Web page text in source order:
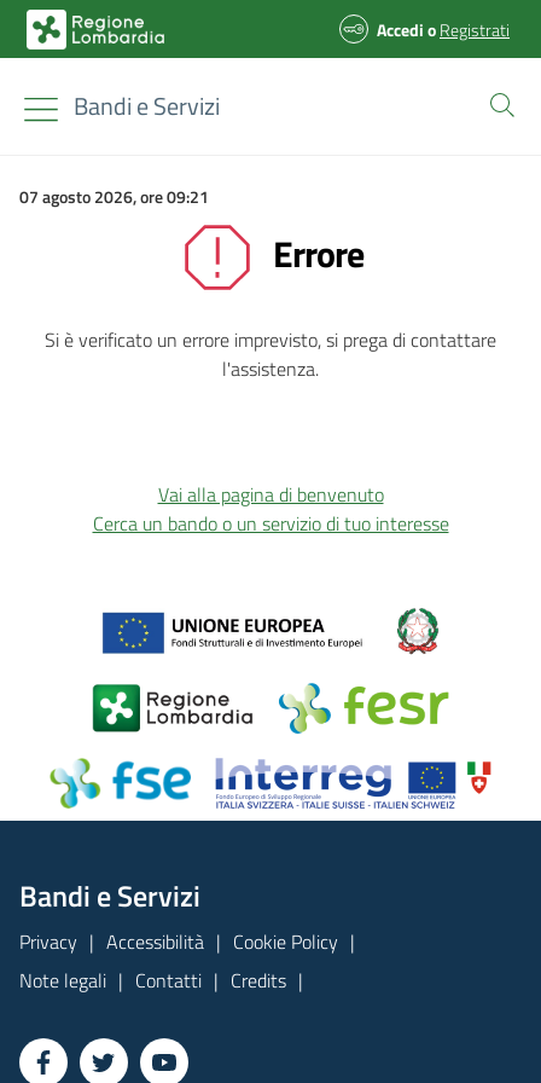
AccedioRegistrati
Bandi e Servizi
07 agosto 2026, ore 09:21
Errore
Si è verificato un errore imprevisto, si prega di contattare
l'assistenza.
Vai alla pagina di benvenuto
Cerca un bando o un servizio di tuo interesse
Bandi e Servizi
Privacy Accessibilità
Cookie Policy
Note legali
Contatti Credits